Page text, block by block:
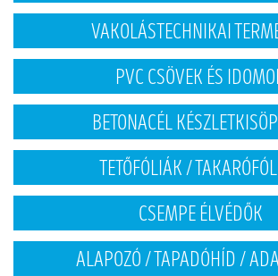
VAKOLÁSTECHNIKAI
PVC CSÖVEK ÉS
BETONACÉL
TETŐFÓLIÁK /
CSEMPE ÉLVÉDŐK
ALAPOZÓ / TAPADÓHÍD /